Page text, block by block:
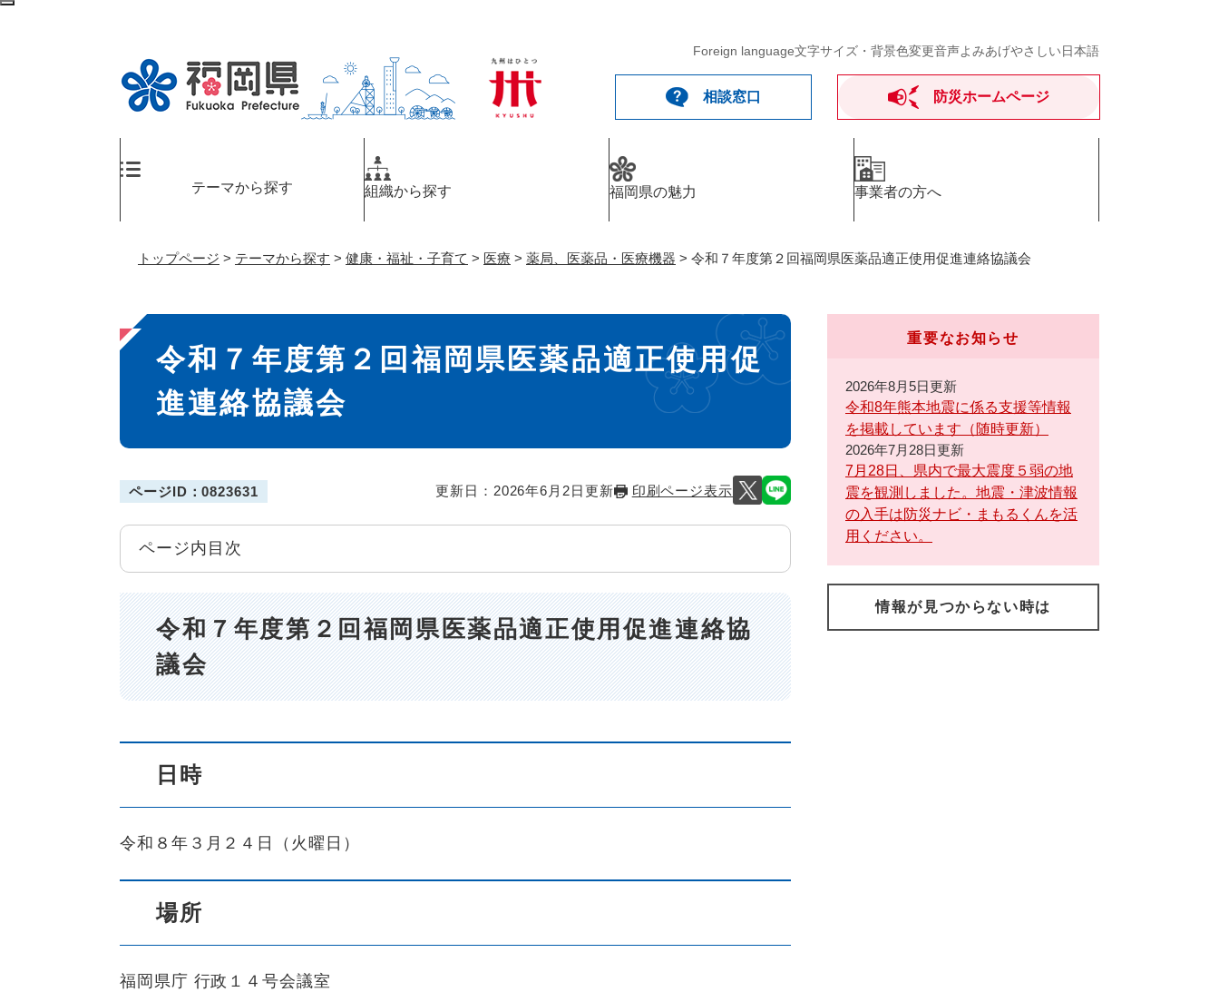
ペ
Foreign language文字サイズ・背景色変更音声よみあげやさしい日本語
相談窓口 防災ホームページ
テーマから探す 組織から探す 福岡県の魅力 事業者の方へ
トップページ > テーマから探す > 健康・福祉・子育て > 医療 > 薬局、医薬品・医療機器 > 令和７年度第２回福岡県医薬品適正使用促進連絡協議会
本
文
令和７年度第２回福岡県医薬品適正使用促
進連絡協議会
ページID：0823631 更新日：2026年6月2日更新 印刷ページ表示
ページ内目次
令和７年度第２回福岡県医薬品適正使用促進連絡協
議会
日時
令和８年３月２４日（火曜日）
場所
福岡県庁 行政１４号会議室
重要なお知らせ
2026年8月5日更新
令和8年熊本地震に係る支援等情報
を掲載しています（随時更新）
2026年7月28日更新
7月28日、県内で最大震度５弱の地
震を観測しました。地震・津波情報
の入手は防災ナビ・まもるくんを活
用ください。
情報が見つからない時は